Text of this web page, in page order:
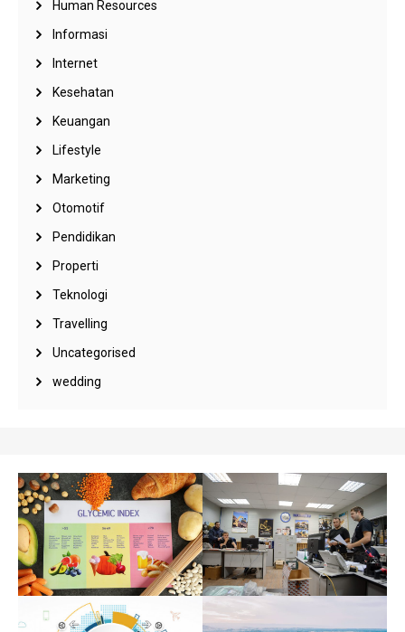
Human Resources
Informasi
Internet
Kesehatan
Keuangan
Lifestyle
Marketing
Otomotif
Pendidikan
Properti
Teknologi
Travelling
Uncategorised
wedding